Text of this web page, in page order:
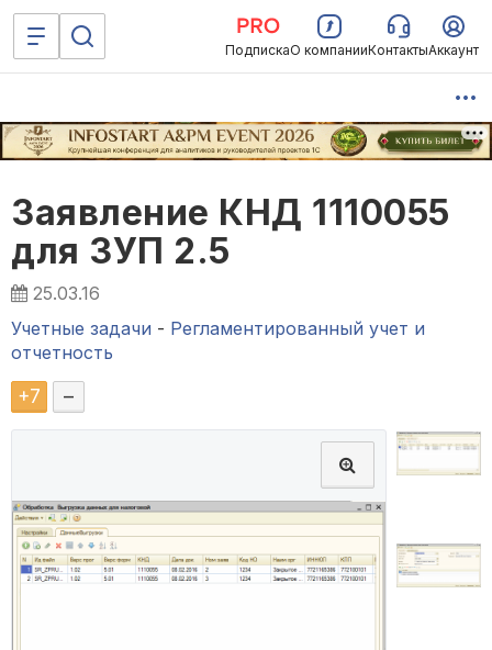
ПодпискаО компанииКонтактыАккаунт
Заявление КНД 1110055
для ЗУП 2.5
25.03.16
Учетные задачи - Регламентированный учет и
отчетность
+7 –